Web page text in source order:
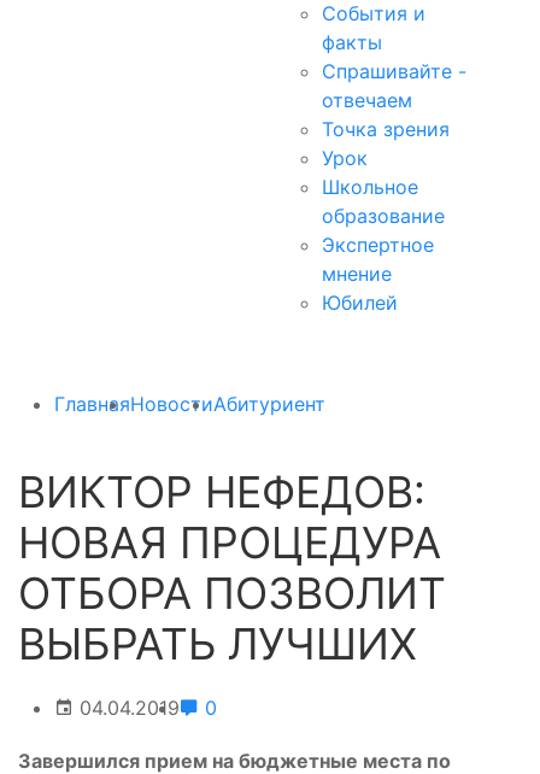
События и
факты
Спрашивайте -
отвечаем
Точка зрения
Урок
Школьное
образование
Экспертное
мнение
Юбилей
ГлавнаяНовостиАбитуриент
ВИКТОР НЕФЕДОВ:
НОВАЯ ПРОЦЕДУРА
ОТБОРА ПОЗВОЛИТ
ВЫБРАТЬ ЛУЧШИХ
04.04.2019 0
Завершился прием на бюджетные места по